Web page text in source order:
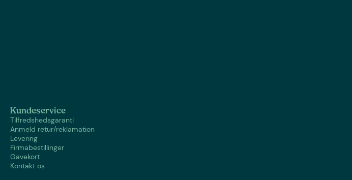
Kundeservice
Tilfredshedsgaranti
Anmeld retur/reklamation
Levering
Firmabestillinger
Gavekort
Kontakt os